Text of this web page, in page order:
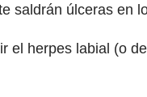
saldrán úlceras en
el herpes labial (o